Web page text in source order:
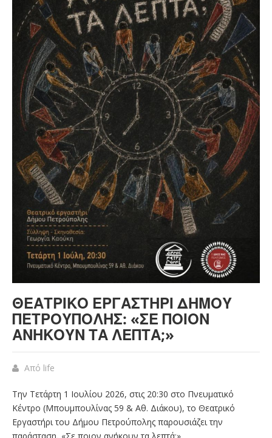
ΘΕΑΤΡΙΚΌ ΕΡΓΑΣΤΉΡΙ ΔΉΜΟΥ
ΠΕΤΡΟΎΠΟΛΗΣ: «ΣΕ ΠΟΙΟΝ
ΑΝΉΚΟΥΝ ΤΑ ΛΕΠΤΆ;»
Από life
Την Τετάρτη 1 Ιουλίου 2026, στις 20:30 στο Πνευματικό
Κέντρο (Μπουμπουλίνας 59 & Αθ. Διάκου), το Θεατρικό
Εργαστήρι του Δήμου Πετρούπολης παρουσιάζει την
παράσταση, «Σε ποιον ανήκουν τα λεπτά;».